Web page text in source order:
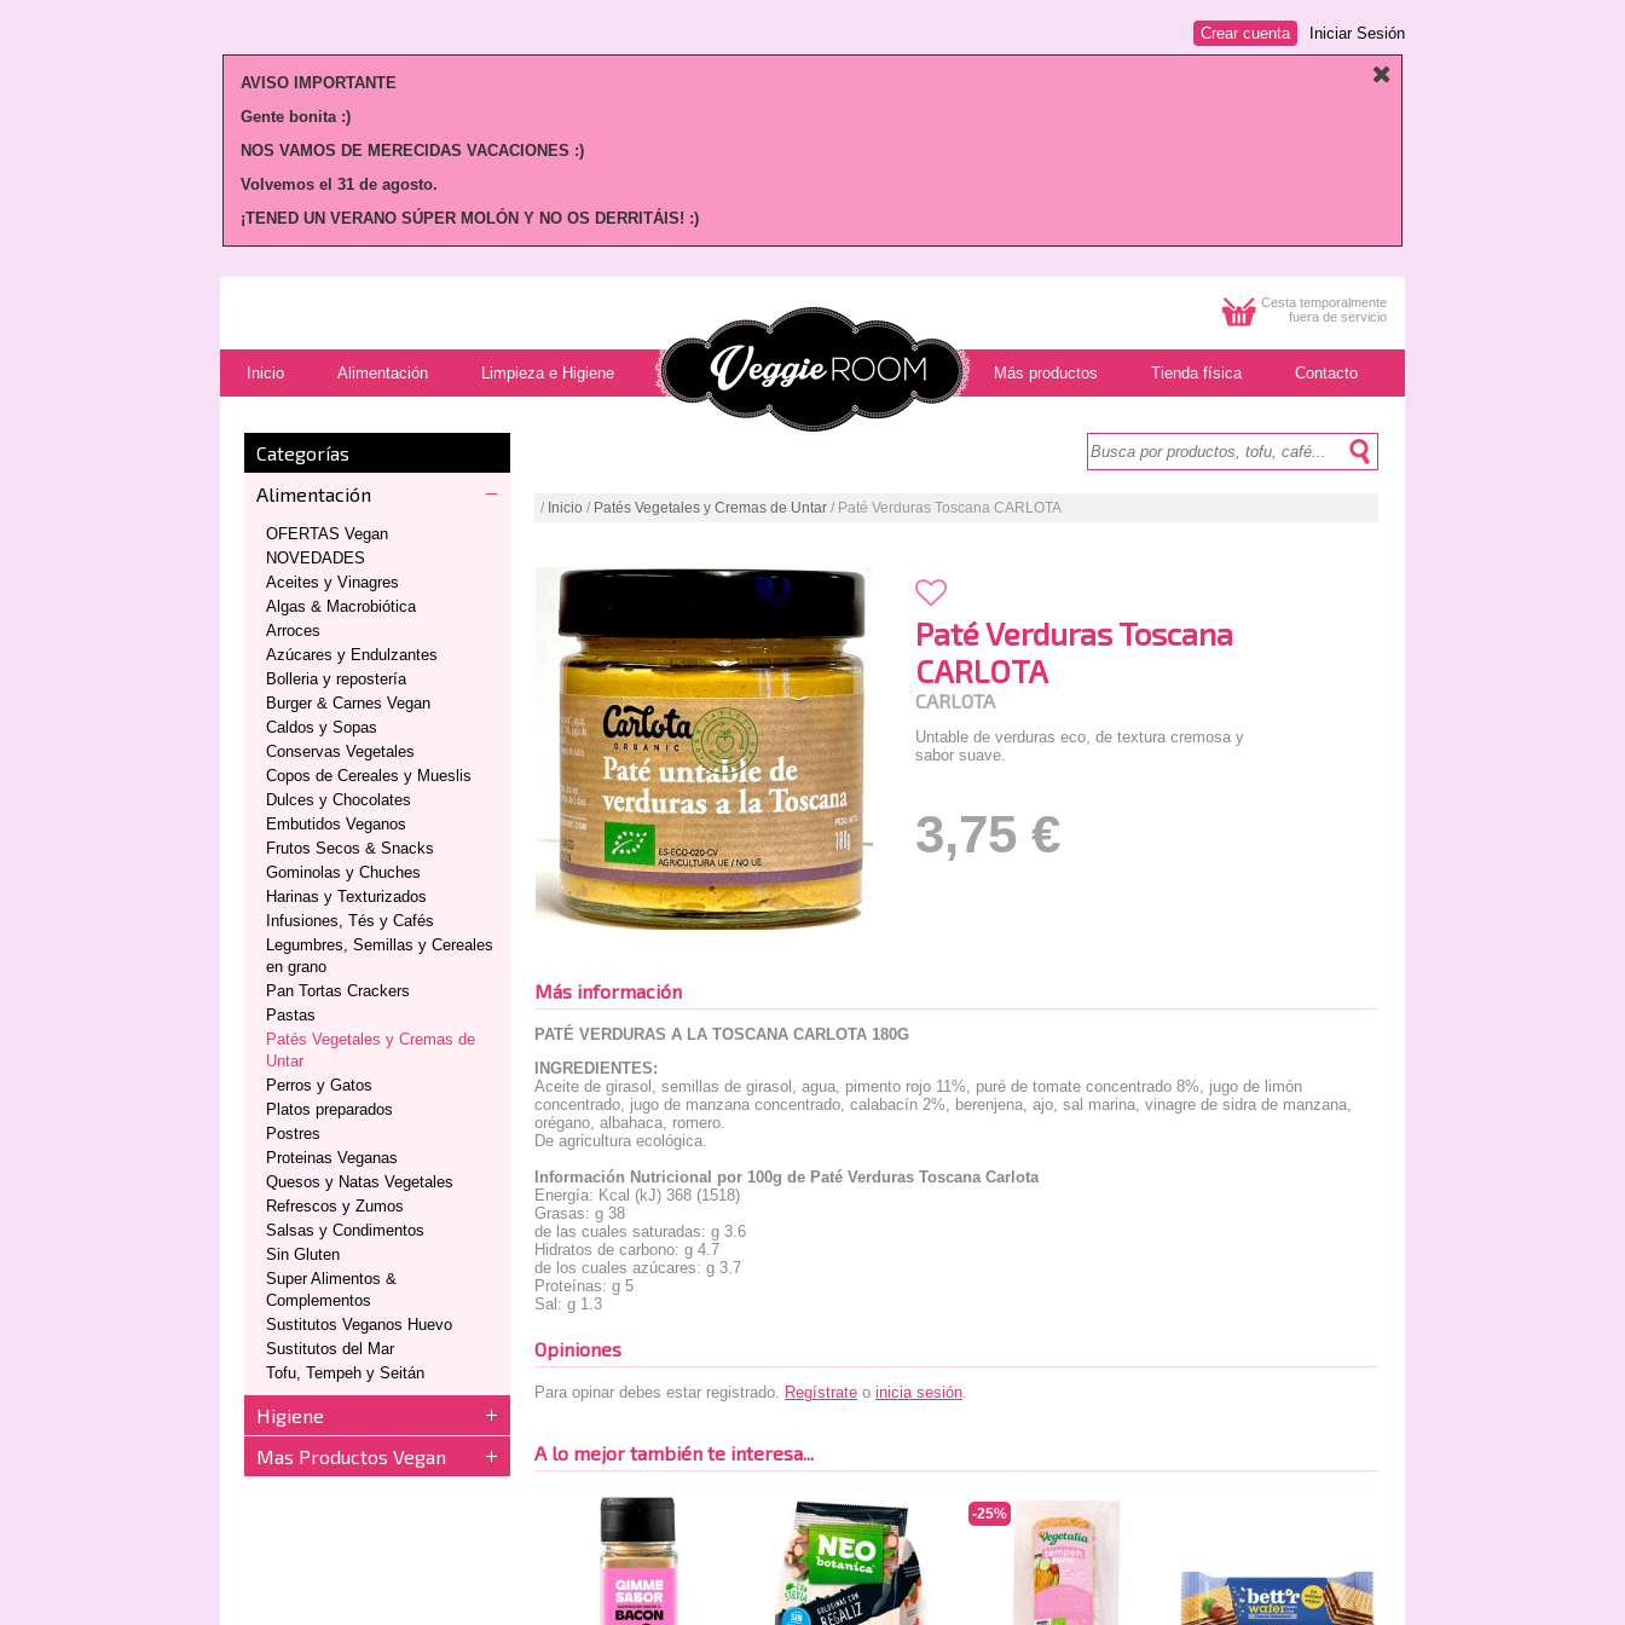
Iniciar Sesión
Crear cuenta
AVISO IMPORTANTE
Gente bonita :)
NOS VAMOS DE MERECIDAS VACACIONES :)
Volvemos el 31 de agosto.
¡TENED UN VERANO SÚPER MOLÓN Y NO OS DERRITÁIS! :)
Cesta temporalmente
fuera de servicio
Inicio Alimentación Limpieza e Higiene Más productos Tienda física Contacto
Categorías
Alimentación
OFERTAS Vegan
NOVEDADES
Aceites y Vinagres
Algas & Macrobiótica
Arroces
Azúcares y Endulzantes
Bolleria y repostería
Burger & Carnes Vegan
Caldos y Sopas
Conservas Vegetales
Copos de Cereales y Mueslis
Dulces y Chocolates
Embutidos Veganos
Frutos Secos & Snacks
Gominolas y Chuches
Harinas y Texturizados
Infusiones, Tés y Cafés
Legumbres, Semillas y Cereales
en grano
Pan Tortas Crackers
Pastas
Patés Vegetales y Cremas de
Untar
Perros y Gatos
Platos preparados
Postres
Proteinas Veganas
Quesos y Natas Vegetales
Refrescos y Zumos
Salsas y Condimentos
Sin Gluten
Super Alimentos &
Complementos
Sustitutos Veganos Huevo
Sustitutos del Mar
Tofu, Tempeh y Seitán
Higiene
Mas Productos Vegan
/ Inicio / Patés Vegetales y Cremas de Untar / Paté Verduras Toscana CARLOTA
Paté Verduras Toscana
CARLOTA
CARLOTA
Untable de verduras eco, de textura cremosa y
sabor suave.
3,75 €
Más información
PATÉ VERDURAS A LA TOSCANA CARLOTA 180G
INGREDIENTES:
Aceite de girasol, semillas de girasol, agua, pimento rojo 11%, puré de tomate concentrado 8%, jugo de limón
concentrado, jugo de manzana concentrado, calabacín 2%, berenjena, ajo, sal marina, vinagre de sidra de manzana,
orégano, albahaca, romero.
De agricultura ecológica.
Información Nutricional por 100g de Paté Verduras Toscana Carlota
Energía: Kcal (kJ) 368 (1518)
Grasas: g 38
de las cuales saturadas: g 3.6
Hidratos de carbono: g 4.7
de los cuales azúcares: g 3.7
Proteínas: g 5
Sal: g 1.3
Opiniones
Para opinar debes estar registrado. Regístrate o inicia sesión.
A lo mejor también te interesa...
-25%